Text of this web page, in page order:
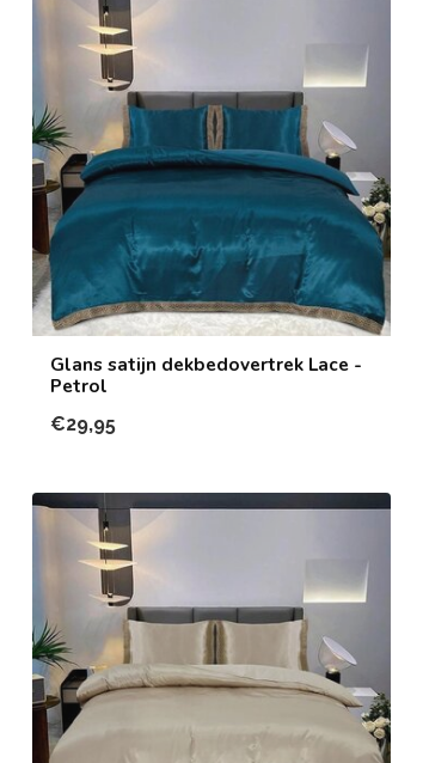
Glans satijn dekbedovertrek Lace -
Petrol
€29,95